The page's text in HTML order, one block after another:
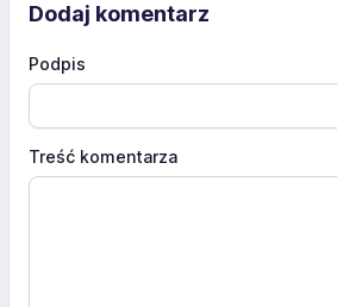
Dodaj komentarz
Podpis
Treść komentarza